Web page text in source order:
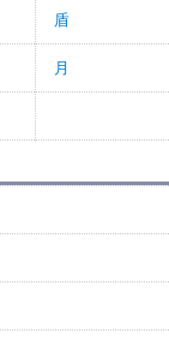
盾
月